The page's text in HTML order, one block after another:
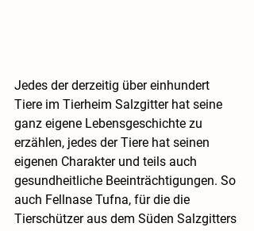
Jedes der derzeitig über einhundert
Tiere im Tierheim Salzgitter hat seine
ganz eigene Lebensgeschichte zu
erzählen, jedes der Tiere hat seinen
eigenen Charakter und teils auch
gesundheitliche Beeinträchtigungen. So
auch Fellnase Tufna, für die die
Tierschützer aus dem Süden Salzgitters